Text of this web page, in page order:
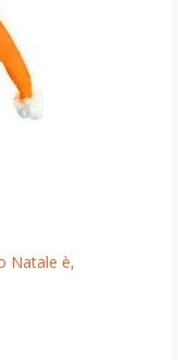
Natale è,